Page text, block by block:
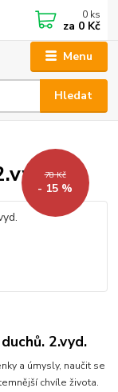
Menu
Hledat
0 ks
za 0 Kč
78 Kč
- 15 %
2.vyd.
a úmysly, naučit se
chvíle života.